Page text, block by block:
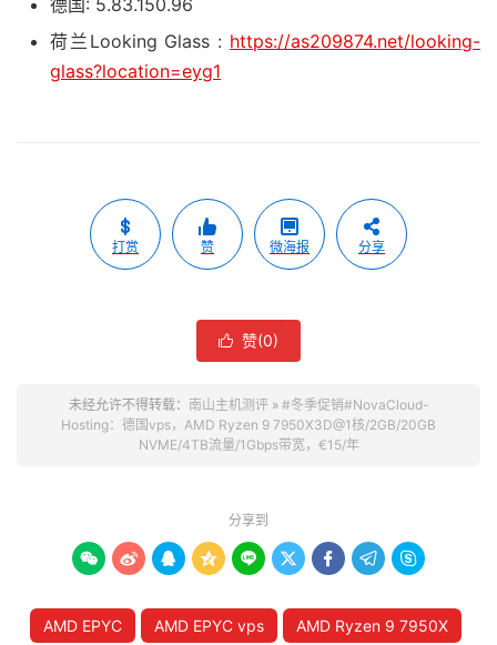
德国: 5.83.150.96
荷兰Looking Glass : https://as209874.net/looking-
glass?location=eyg1
打赏 赞 微海报 分享
 赞(0)
未经允许不得转载： 南山主机测评» #冬季促销#NovaCloud-
Hosting：德国vps，AMD Ryzen 9 7950X3D@1核/2GB/20GB
NVME/4TB流量/1Gbps带宽，€15/年
分享到
        
AMD EPYC AMD EPYC vps AMD Ryzen 9 7950X